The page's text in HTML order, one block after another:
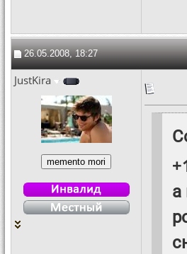
26.05.2008, 18:27
JustKira
а